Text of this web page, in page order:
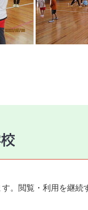
。閲覧・利用を継
54-4920